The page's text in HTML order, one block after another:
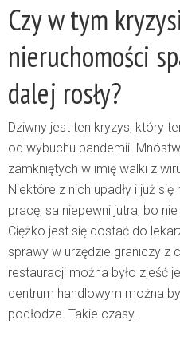
Czy w tym
nieruchomości
dalej rosły?
Dziwny jest ten kryzys, który
od wybuchu pandemii.
zamkniętych w imię walki z
Niektóre z nich upadły i już
pracę, sa niepewni jutra, bo
Ciężko jest się dostać do
sprawy w urzędzie graniczy z
restauracji można było zjeść
centrum handlowym można
podłodze. Takie czasy.